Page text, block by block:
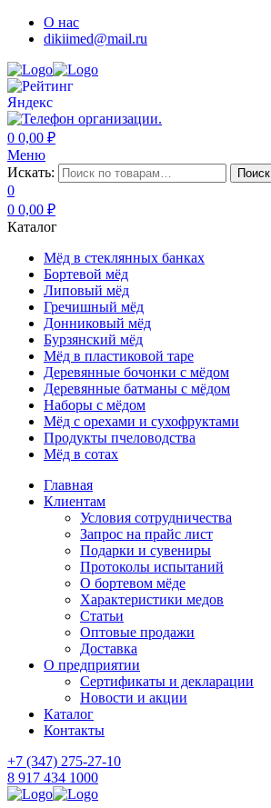
О нас
dikiimed@mail.ru
0 0,00 ₽
Меню
Искать:
Поиск
0
0 0,00 ₽
Каталог
Мёд в стеклянных банках
Бортевой мёд
Липовый мёд
Гречишный мёд
Донниковый мёд
Бурзянский мёд
Мёд в пластиковой таре
Деревянные бочонки с мёдом
Деревянные батманы с мёдом
Наборы с мёдом
Мёд с орехами и сухофруктами
Продукты пчеловодства
Мёд в сотах
Главная
Клиентам
Условия сотрудничества
Запрос на прайс лист
Подарки и сувениры
Протоколы испытаний
О бортевом мёде
Характеристики медов
Статьи
Оптовые продажи
Доставка
О предприятии
Сертификаты и декларации
Новости и акции
Каталог
Контакты
+7 (347) 275-27-10
8 917 434 1000